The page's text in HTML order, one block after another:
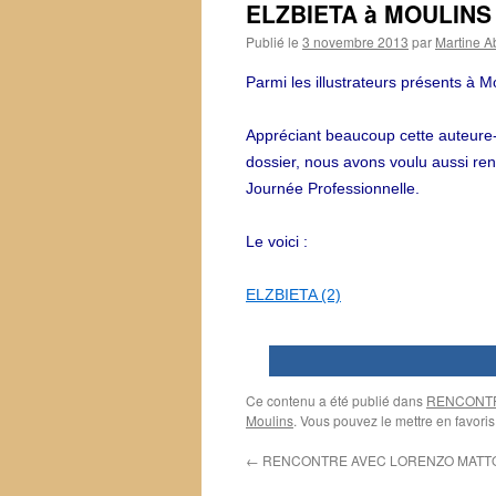
ELZBIETA à MOULINS
Publié le 3 novembre 2013 par Martine
Parmi les illustrateurs présents à
Appréciant beaucoup cette
dossier, nous avons voulu aussi
Journée Professionnelle.
Le voici :
ELZBIETA (2)
Ce contenu a été publié dans
Moulins. Vous pouvez le mettre en
← RENCONTRE AVEC LORENZO